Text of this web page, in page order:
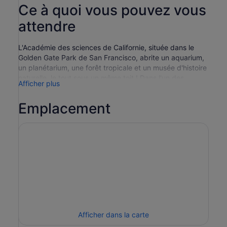
Ce à quoi vous pouvez vous
attendre
L'Académie des sciences de Californie, située dans le
Golden Gate Park de San Francisco, abrite un aquarium,
un planétarium, une forêt tropicale et un musée d'histoire
musées les plus écologiques du monde, les visiteurs
notamment près de 60 000 animaux vivants, et de
nouvelles expositions sont ajoutées chaque année.
Afficher plus
Emplacement
Afficher dans la carte